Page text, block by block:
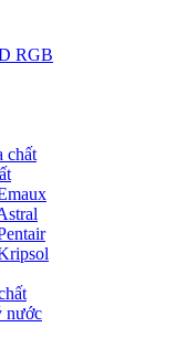
RGB
chất
nước